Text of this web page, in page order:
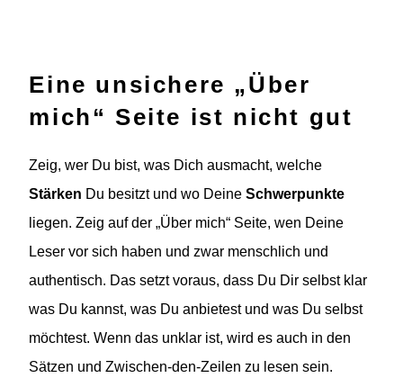
Eine unsichere „Über
mich“ Seite ist nicht gut
Zeig, wer Du bist, was Dich ausmacht, welche
Stärken Du besitzt und wo DeineSchwerpunkte
liegen. Zeig auf der „Über mich“ Seite, wen Deine
Leser vor sich haben und zwar menschlich und
authentisch. Das setzt voraus, dass Du Dir selbst klar
was Du kannst, was Du anbietest und was Du selbst
möchtest. Wenn das unklar ist, wird es auch in den
Sätzen und Zwischen-den-Zeilen zu lesen sein.